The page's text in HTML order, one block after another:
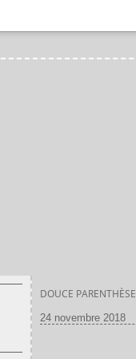
DOUCE PARENTHÈSE
24 novembre 2018